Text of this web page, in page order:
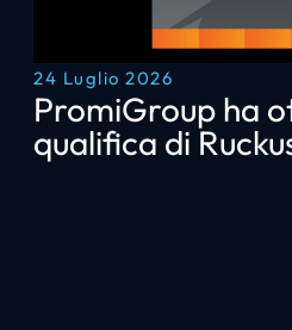
24 Luglio 2026
PromiGroup ha
qualifica di